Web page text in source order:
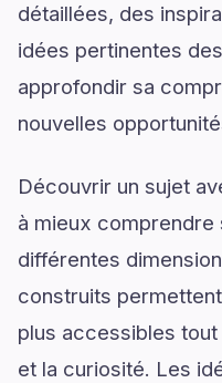
détaillées, des
idées pertinentes
approfondir sa
nouvelles
Découvrir un sujet
à mieux
différentes
construits
plus accessibles tout
et la curiosité. Les